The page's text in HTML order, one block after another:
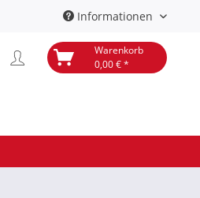
Informationen
Warenkorb
0,00 € *